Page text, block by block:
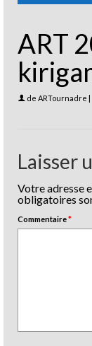
ART
de ARTournadre |
Laisser
Votre adresse
obligatoires
Commentaire*